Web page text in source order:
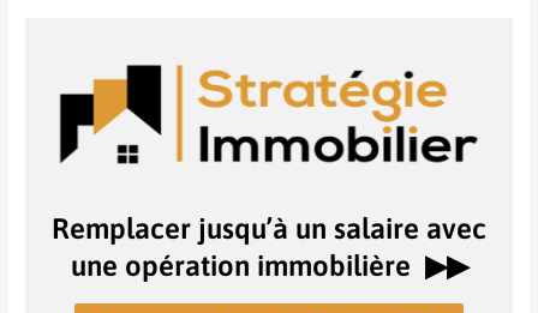
Remplacer jusqu’à un salaire avec
une opération immobilière ▶︎▶︎